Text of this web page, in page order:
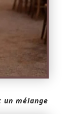
un mélange